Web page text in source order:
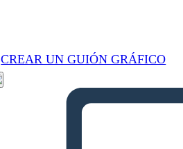
CREAR UN GUIÓN GRÁFICO